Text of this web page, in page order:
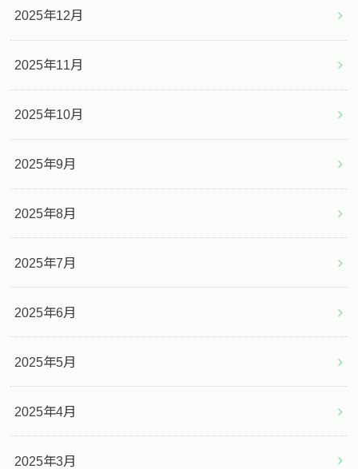
2025年12月
2025年11月
2025年10月
2025年9月
2025年8月
2025年7月
2025年6月
2025年5月
2025年4月
2025年3月